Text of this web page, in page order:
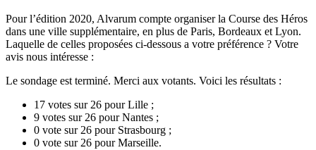
Pour l’édition 2020, Alvarum compte organiser la Course des Héros
dans une ville supplémentaire, en plus de Paris, Bordeaux et Lyon.
Laquelle de celles proposées ci-dessous a votre préférence ? Votre
avis nous intéresse :
Le sondage est terminé. Merci aux votants. Voici les résultats :
17 votes sur 26 pour Lille ;
9 votes sur 26 pour Nantes ;
0 vote sur 26 pour Strasbourg ;
0 vote sur 26 pour Marseille.